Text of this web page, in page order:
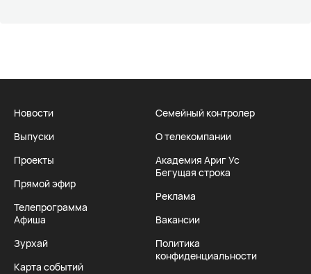
Новости
Выпуски
Проекты
Прямой эфир
Телепрограмма
Афиша
Зурхай
Карта событий
Семейный контролер
О телекомпании
Академия Ариг Ус
Бегущая строка
Реклама
Вакансии
Политика
конфиденциальности